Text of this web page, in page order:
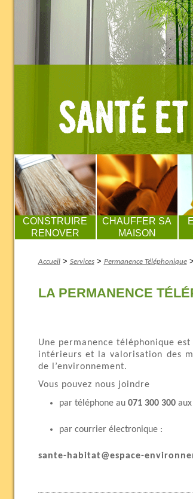
CONSTRUIRE
RENOVER
CHAUFFER SA
MAISON
Accueil> Services> Permanence Téléphonique>
LA PERMANENCE
Une permanence téléphonique
intérieurs et la valorisation des
de l’environnement.
Vous pouvez nous joindre
par téléphone au 071 300 300aux
par courrier électronique :
sante-habitat@espace-